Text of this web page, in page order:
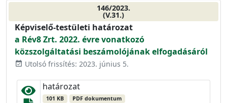
146/2023.
(V.31.)
Képviselő-testületi határozat
a Rév8 Zrt. 2022. évre vonatkozó
közszolgáltatási beszámolójának elfogadásáról
event_available Utolsó frissítés: 2023. június 5.
határozat
101 KB PDF dokumentum